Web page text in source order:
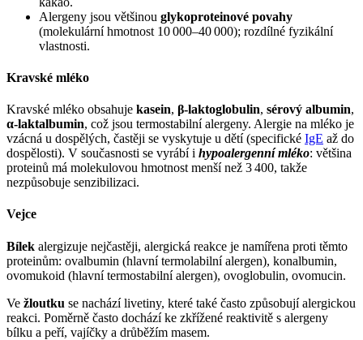
Alergeny jsou většinou glykoproteinové povahy
(molekulární hmotnost 10 000–40 000); rozdílné fyzikální
vlastnosti.
Kravské mléko
Kravské mléko obsahuje kasein, β-laktoglobulin, sérový albumin,
α-laktalbumin, což jsou termostabilní alergeny. Alergie na mléko je
vzácná u dospělých, častěji se vyskytuje u dětí (specifické IgE až do
dospělosti). V současnosti se vyrábí i hypoalergenní mléko: většina
proteinů má molekulovou hmotnost menší než 3 400, takže
nezpůsobuje senzibilizaci.
Vejce
Bílek alergizuje nejčastěji, alergická reakce je namířena proti těmto
proteinům: ovalbumin (hlavní termolabilní alergen), konalbumin,
ovomukoid (hlavní termostabilní alergen), ovoglobulin, ovomucin.
Ve žloutku se nachází livetiny, které také často způsobují alergickou
reakci. Poměrně často dochází ke zkřížené reaktivitě s alergeny
bílku a peří, vajíčky a drůběžím masem.